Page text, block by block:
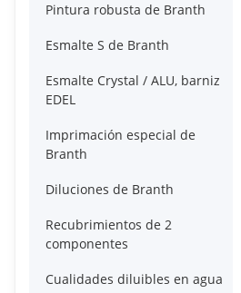
Pintura robusta de Branth
Esmalte S de Branth
Esmalte Crystal / ALU, barniz
EDEL
Imprimación especial de
Branth
Diluciones de Branth
Recubrimientos de 2
componentes
Cualidades diluibles en agua